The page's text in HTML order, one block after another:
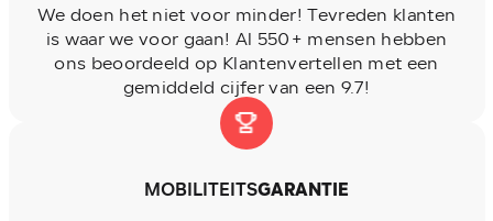
We doen het niet voor minder! Tevreden klanten
is waar we voor gaan! Al 550+ mensen hebben
ons beoordeeld op Klantenvertellen met een
gemiddeld cijfer van een 9.7!
MOBILITEITSGARANTIE